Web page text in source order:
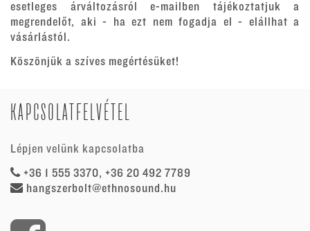
esetleges árváltozásról e-mailben tájékoztatjuk a
megrendelőt, aki - ha ezt nem fogadja el - elállhat a
vásárlástól.
Köszönjük a szíves megértésüket!
KAPCSOLATFELVÉTEL
Lépjen velünk kapcsolatba
+36 1 555 3370, +36 20 492 7789
hangszerbolt@ethnosound.hu